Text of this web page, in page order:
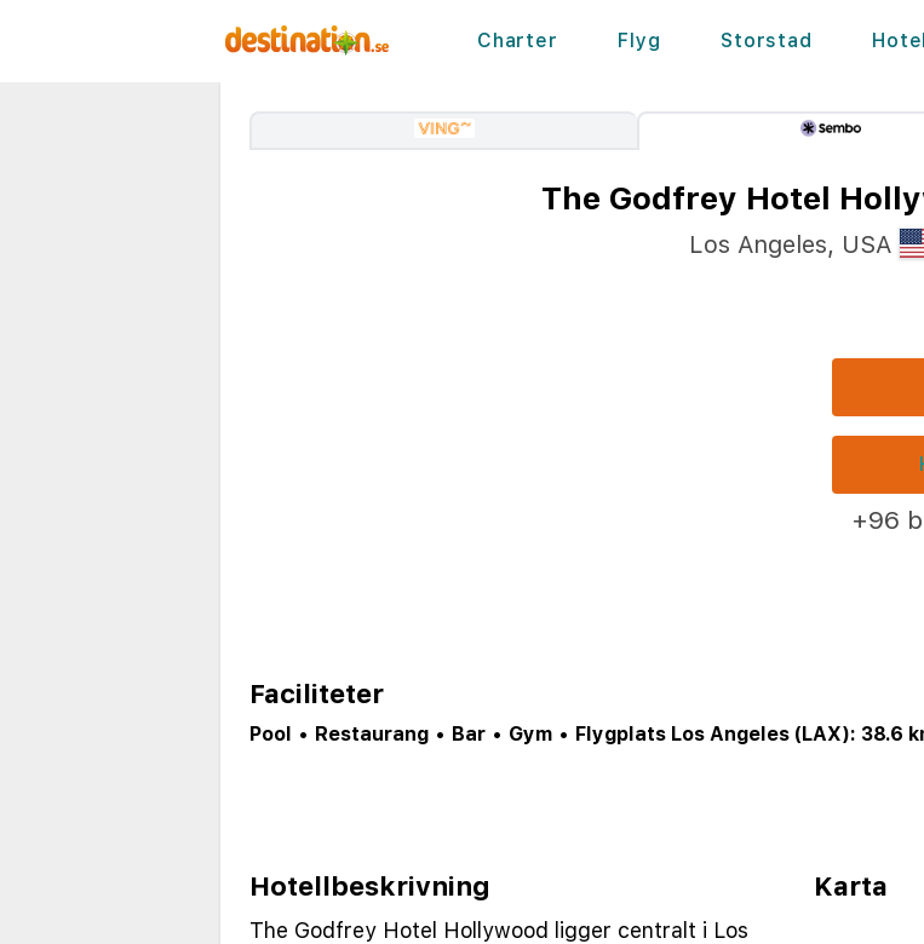
Charter Flyg Storstad
The Godfrey Hotel
Los Angeles, USA
+96
Faciliteter
Pool • Restaurang • Bar • Gym • Flygplats Los Angeles (LAX): 38.6
Hotellbeskrivning
The Godfrey Hotel Hollywood ligger centralt i Los
Karta